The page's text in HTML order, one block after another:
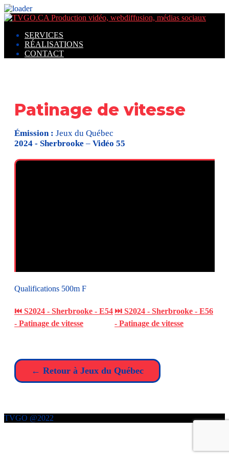
SERVICES
RÉALISATIONS
CONTACT
Patinage de vitesse
Émission : Jeux du Québec
2024 - Sherbrooke – Vidéo 55
Qualifications 500m F
⏮ S2024 - Sherbrooke - E54
- Patinage de vitesse
⏭ S2024 - Sherbrooke - E56
- Patinage de vitesse
← Retour à Jeux du Québec
TVGO @2022